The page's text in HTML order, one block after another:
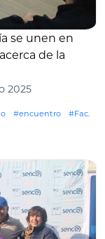
se unen en
de la
2025
#encuentro
#Fac.